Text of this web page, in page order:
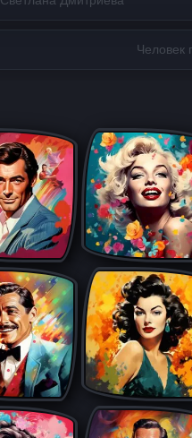
Человек